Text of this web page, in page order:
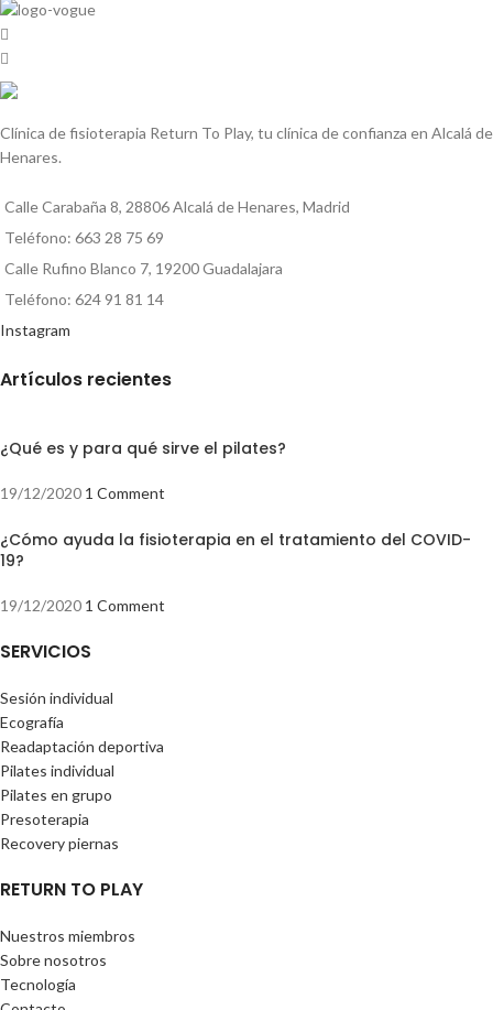
Clínica de fisioterapia Return To Play, tu clínica de confianza en Alcalá de
Henares.
Calle Carabaña 8, 28806 Alcalá de Henares, Madrid
Teléfono: 663 28 75 69
Calle Rufino Blanco 7, 19200 Guadalajara
Teléfono: 624 91 81 14
Instagram
Artículos recientes
¿Qué es y para qué sirve el pilates?
19/12/2020 1 Comment
¿Cómo ayuda la fisioterapia en el tratamiento del COVID-
19?
19/12/2020 1 Comment
SERVICIOS
Sesión individual
Ecografía
Readaptación deportiva
Pilates individual
Pilates en grupo
Presoterapia
Recovery piernas
RETURN TO PLAY
Nuestros miembros
Sobre nosotros
Tecnología